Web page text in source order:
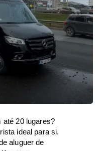
até 20 lugares?
ideal para si.
aluguer de